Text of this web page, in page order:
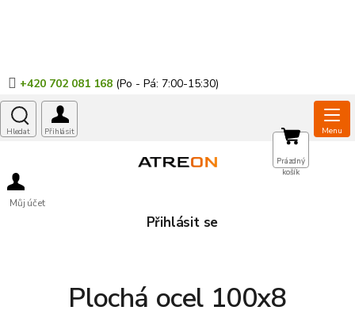
+420 702 081 168
Můj účet
Přihlásit se
NÁKUPNÍ
KOŠÍK
Prázdný
košík
Plochá ocel 100x8